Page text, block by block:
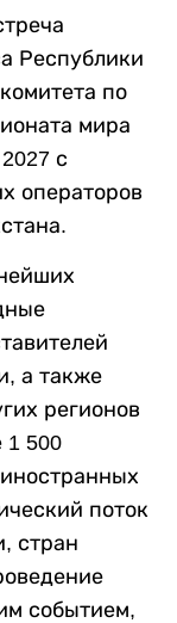
Республики
по
мира
с
операторов
а также
регионов
1 500
поток
стран
событием,